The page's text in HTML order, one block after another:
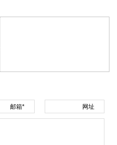
邮箱* 网址